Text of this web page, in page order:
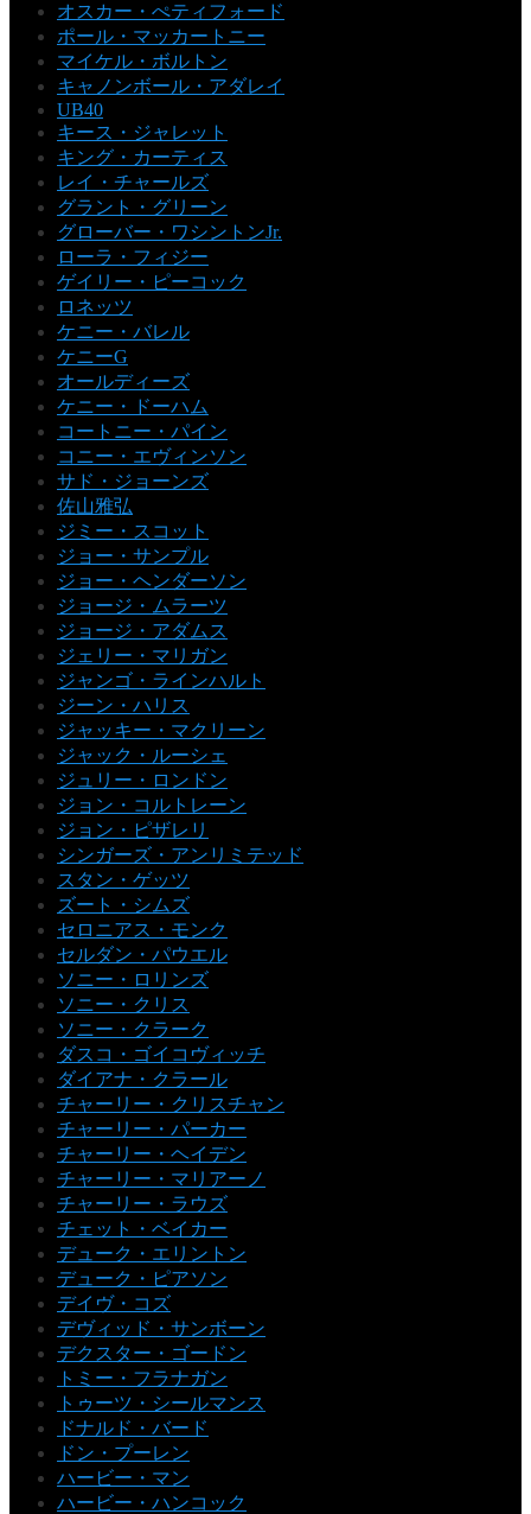
オスカー・ぺティフォード
ポール・マッカートニー
マイケル・ボルトン
キャノンボール・アダレイ
UB40
キース・ジャレット
キング・カーティス
レイ・チャールズ
グラント・グリーン
グローバー・ワシントンJr.
ローラ・フィジー
ゲイリー・ピーコック
ロネッツ
ケニー・バレル
ケニーG
オールディーズ
ケニー・ドーハム
コートニー・パイン
コニー・エヴィンソン
サド・ジョーンズ
佐山雅弘
ジミー・スコット
ジョー・サンプル
ジョー・ヘンダーソン
ジョージ・ムラーツ
ジョージ・アダムス
ジェリー・マリガン
ジャンゴ・ラインハルト
ジーン・ハリス
ジャッキー・マクリーン
ジャック・ルーシェ
ジュリー・ロンドン
ジョン・コルトレーン
ジョン・ピザレリ
シンガーズ・アンリミテッド
スタン・ゲッツ
ズート・シムズ
セロニアス・モンク
セルダン・パウエル
ソニー・ロリンズ
ソニー・クリス
ソニー・クラーク
ダスコ・ゴイコヴィッチ
ダイアナ・クラール
チャーリー・クリスチャン
チャーリー・パーカー
チャーリー・ヘイデン
チャーリー・マリアーノ
チャーリー・ラウズ
チェット・ベイカー
デューク・エリントン
デューク・ピアソン
デイヴ・コズ
デヴィッド・サンボーン
デクスター・ゴードン
トミー・フラナガン
トゥーツ・シールマンス
ドナルド・バード
ドン・プーレン
ハービー・マン
ハービー・ハンコック